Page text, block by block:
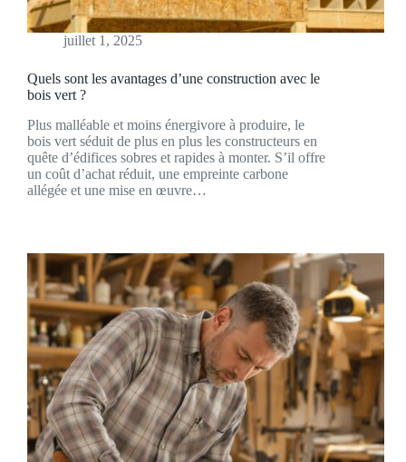
juillet 1, 2025
Quels sont les avantages d’une construction avec le
bois vert ?
Plus malléable et moins énergivore à produire, le
bois vert séduit de plus en plus les constructeurs en
quête d’édifices sobres et rapides à monter. S’il offre
un coût d’achat réduit, une empreinte carbone
allégée et une mise en œuvre…